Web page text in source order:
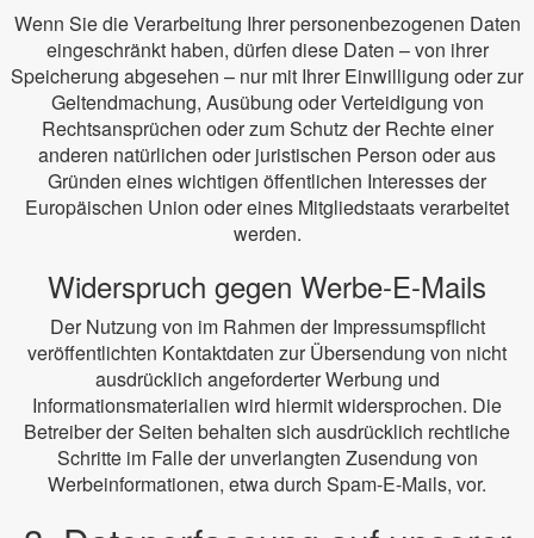
Wenn Sie die Verarbeitung Ihrer personenbezogenen Daten
eingeschränkt haben, dürfen diese Daten – von ihrer
Speicherung abgesehen – nur mit Ihrer Einwilligung oder zur
Geltendmachung, Ausübung oder Verteidigung von
Rechtsansprüchen oder zum Schutz der Rechte einer
anderen natürlichen oder juristischen Person oder aus
Gründen eines wichtigen öffentlichen Interesses der
Europäischen Union oder eines Mitgliedstaats verarbeitet
werden.
Widerspruch gegen Werbe-E-Mails
Der Nutzung von im Rahmen der Impressumspflicht
veröffentlichten Kontaktdaten zur Übersendung von nicht
ausdrücklich angeforderter Werbung und
Informationsmaterialien wird hiermit widersprochen. Die
Betreiber der Seiten behalten sich ausdrücklich rechtliche
Schritte im Falle der unverlangten Zusendung von
Werbeinformationen, etwa durch Spam-E-Mails, vor.